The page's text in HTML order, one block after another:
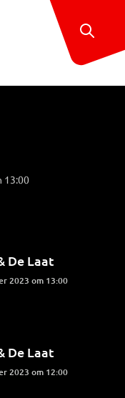
13:00
De Laat
2023 om 13:00
De Laat
2023 om 12:00